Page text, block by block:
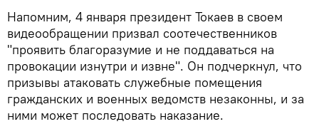
Напомним, 4 января президент Токаев в своем
видеообращении призвал соотечественников
"проявить благоразумие и не поддаваться на
провокации изнутри и извне". Он подчеркнул, что
призывы атаковать служебные помещения
гражданских и военных ведомств незаконны, и за
ними может последовать наказание.